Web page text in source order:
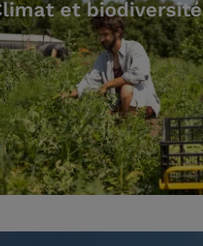
et biodiversité